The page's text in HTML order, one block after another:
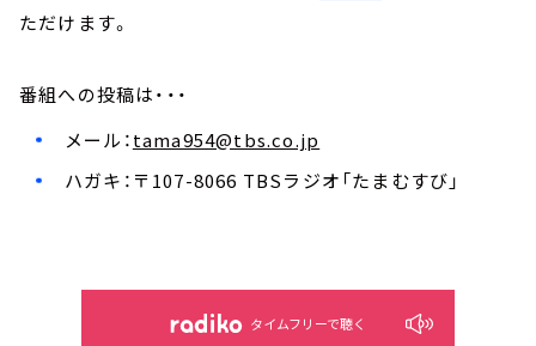
ただけます。
番組への投稿は・・・
メール：tama954@tbs.co.jp
ハガキ：〒107-8066 TBSラジオ「たまむすび」
タイムフリーで聴く